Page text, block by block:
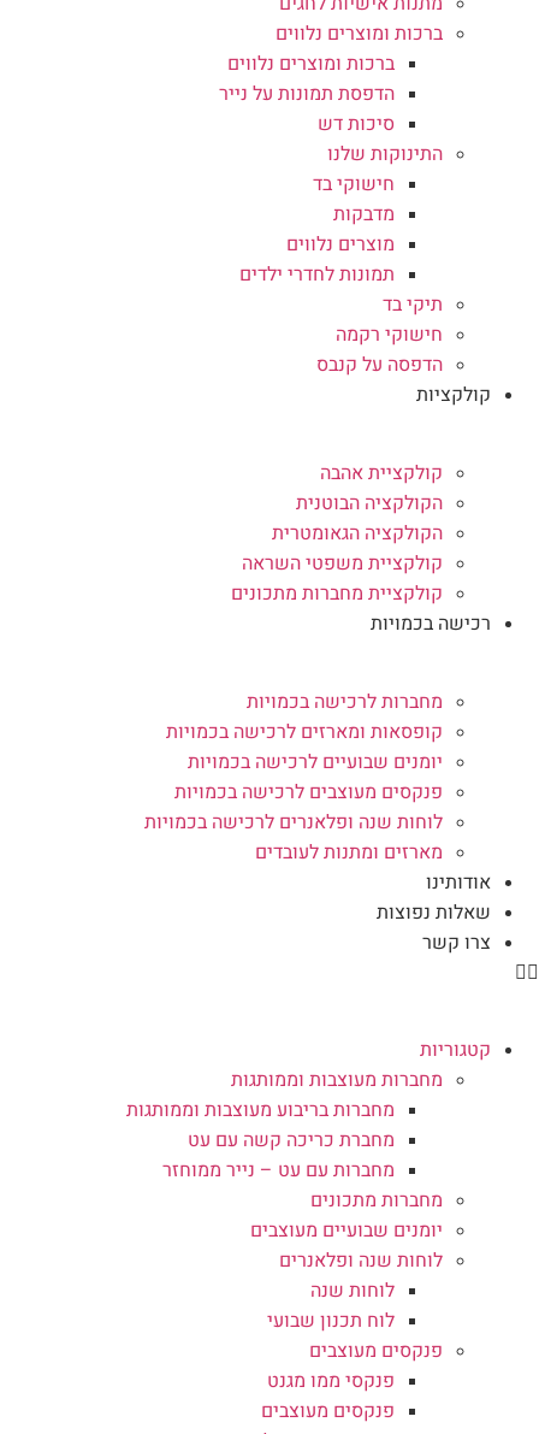
ברכות ומוצרים נלווים
ברכות ומוצרים נלווים
הדפסת תמונות על נייר
סיכות דש
התינוקות שלנו
חישוקי בד
מדבקות
מוצרים נלווים
תמונות לחדרי ילדים
תיקי בד
חישוקי רקמה
הדפסה על קנבס
קולקציות
קולקציית אהבה
הקולקציה הבוטנית
הקולקציה הגאומטרית
קולקציית משפטי השראה
קולקציית מחברות מתכונים
רכישה בכמויות
מחברות לרכישה בכמויות
קופסאות ומארזים לרכישה בכמויות
יומנים שבועיים לרכישה בכמויות
פנקסים מעוצבים לרכישה בכמויות
לוחות שנה ופלאנרים לרכישה בכמויות
מארזים ומתנות לעובדים
אודותינו
שאלות נפוצות
צרו קשר
קטגוריות
מחברות מעוצבות וממותגות
מחברות בריבוע מעוצבות וממותגות
מחברת כריכה קשה עם עט
מחברות עם עט – נייר ממוחזר
מחברות מתכונים
יומנים שבועיים מעוצבים
לוחות שנה ופלאנרים
לוחות שנה
לוח תכנון שבועי
פנקסים מעוצבים
פנקסי ממו מגנט
פנקסים מעוצבים